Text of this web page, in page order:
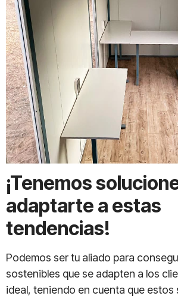
¡Tenemos
adaptarte a estas
tendencias!
Podemos ser tu aliado para
sostenibles que se adapten a los
ideal, teniendo en cuenta que estos